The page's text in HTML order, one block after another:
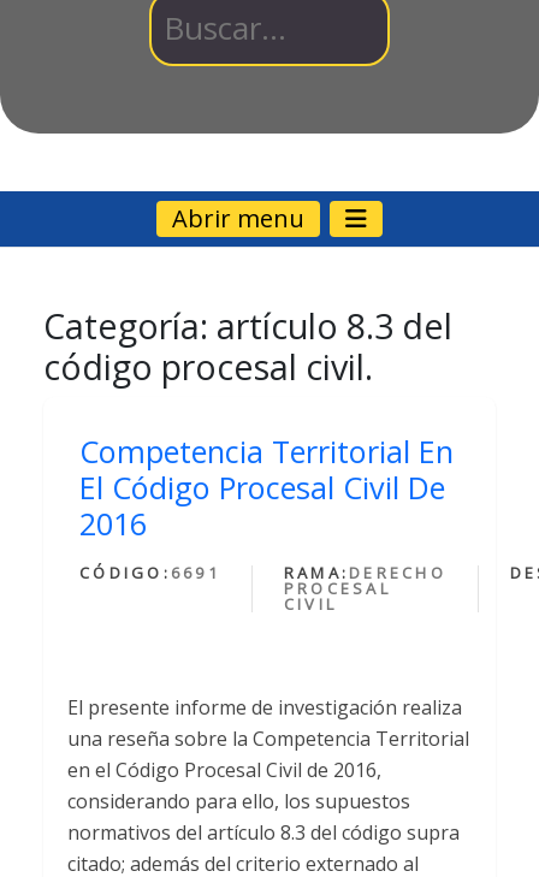
Abrir menu
Categoría: artículo 8.3 del
código procesal civil.
Competencia Territorial En
El Código Procesal Civil De
2016
CÓDIGO: 6691 RAMA: DERECHO
PROCESAL
CIVIL
El presente informe de investigación realiza
una reseña sobre la Competencia Territorial
en el Código Procesal Civil de 2016,
considerando para ello, los supuestos
normativos del artículo 8.3 del código supra
citado; además del criterio externado al